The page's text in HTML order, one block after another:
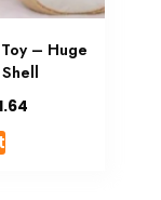
– Huge